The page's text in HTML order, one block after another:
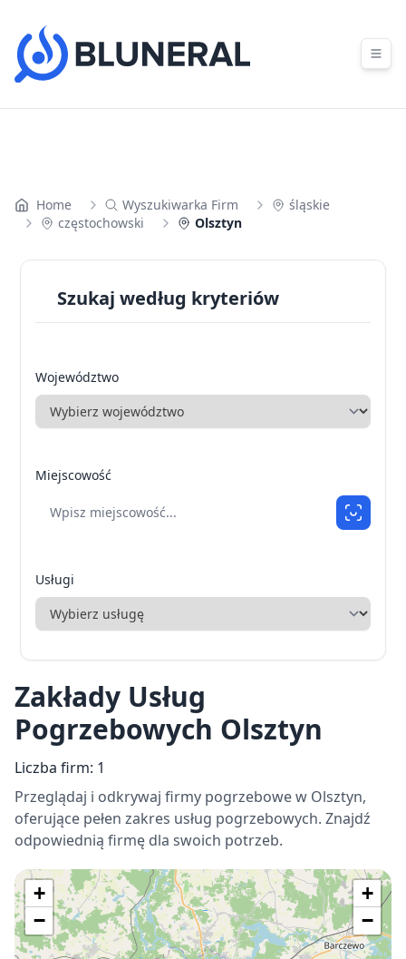
Home Wyszukiwarka Firm
śląskie
częstochowski
Olsztyn
Szukaj według kryteriów
Województwo
Miejscowość
Usługi
Zakłady Usług
Pogrzebowych Olsztyn
Liczba firm: 1
Przeglądaj i odkrywaj firmy pogrzebowe w Olsztyn,
oferujące pełen zakres usług pogrzebowych. Znajdź
odpowiednią firmę dla swoich potrzeb.
+
−
+
−